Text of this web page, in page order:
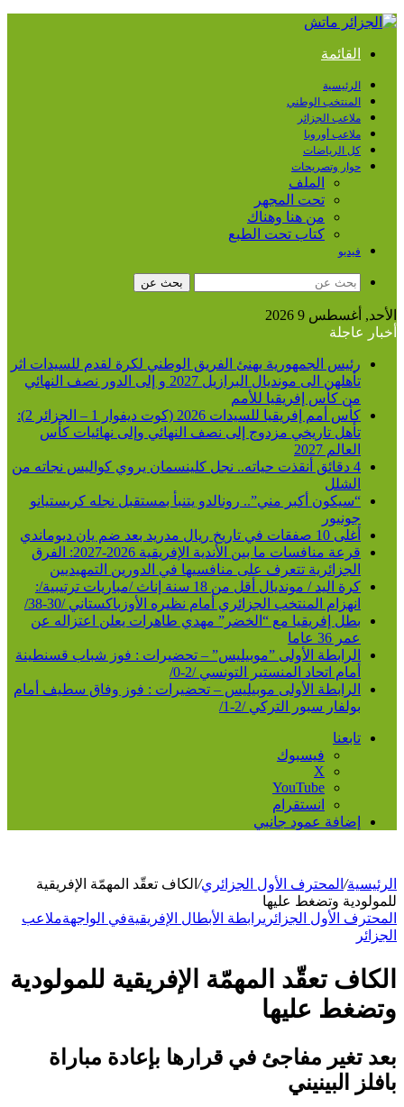
القائمة
الرئيسية
المنتخب الوطني
ملاعب الجزائر
ملاعب أوروبا
كل الرياضات
حوار وتصريحات
الملف
تحت المجهر
من هنا وهناك
كتاب تحت الطبع
فيديو
بحث عن
أغسطس 9 2026
عاجلة
رئيس الجمهورية يهنئ الفريق الوطني لكرة لقدم للسيدات اثر
تأهلهن الى مونديال البرازيل 2027 و إلى الدور نصف النهائي
من كأس إفريقيا للأمم
كأس أمم إفريقيا للسيدات 2026 (كوت ديفوار 1 – الجزائر 2):
تأهل تاريخي مزدوج إلى نصف النهائي وإلى نهائيات كأس
العالم 2027
4 دقائق أنقذت حياته.. نجل كلينسمان يروي كواليس نجاته من
الشلل
“سيكون أكبر مني”.. رونالدو يتنبأ بمستقبل نجله كريستيانو
جونيور
أغلى 10 صفقات في تاريخ ريال مدريد بعد ضم يان ديوماندي
قرعة منافسات ما بين الأندية الإفريقية 2026-2027: الفرق
الجزائرية تتعرف على منافسيها في الدورين التمهيديين
كرة اليد / مونديال أقل من 18 سنة إناث /مباريات ترتيبية/:
انهزام المنتخب الجزائري أمام نظيره الأوزباكستاني /30-38/
بطل إفريقيا مع “الخضر” مهدي طاهرات يعلن اعتزاله عن
عمر 36 عاما
الرابطة الأولى ”موبيليس” – تحضيرات : فوز شباب قسنطينة
أمام اتحاد المنستير التونسي /2-0/
الرابطة الأولى موبيليس – تحضيرات : فوز وفاق سطيف أمام
بولفار سبور التركي /2-1/
تابعنا
فيسبوك
‫X
‫YouTube
انستقرام
إضافة عمود جانبي
/المحترف الأول الجزائري /الكاف تعقّد المهمّة الإفريقية
وتضغط عليها
الأول الجزائريرابطة الأبطال الإفريقيةفي الواجهةملاعب
تعقّد المهمّة الإفريقية للمولودية
عليها
تغير مفاجئ في قرارها بإعادة مباراة
البينيني